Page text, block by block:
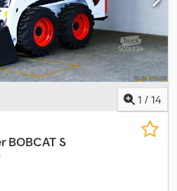
længde ca. 3.172 mm
1.570 mm (skovl), højde: ca. 1.976
i Danmark plus gældende moms.
/ VED EKSPORT BETALES KUN
Dtsx Afusrf
1 / 14
BOBCAT S